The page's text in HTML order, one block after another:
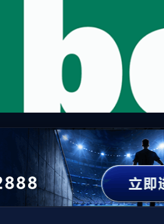
中国·yl1111永利(集团)有限